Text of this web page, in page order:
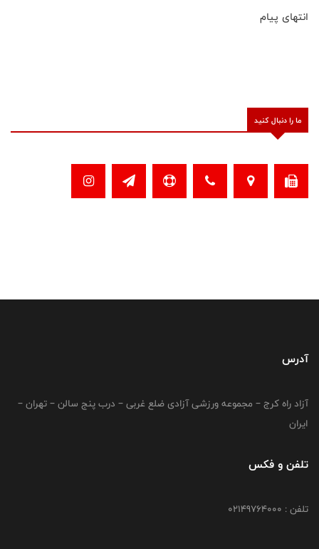
انتهای پیام
ما را دنبال کنید
آدرس
آزاد راه کرج – مجموعه ورزشی آزادی ضلع غربی – درب پنج سالن – تهران –
ایران
تلفن و فکس
تلفن : 02149764000